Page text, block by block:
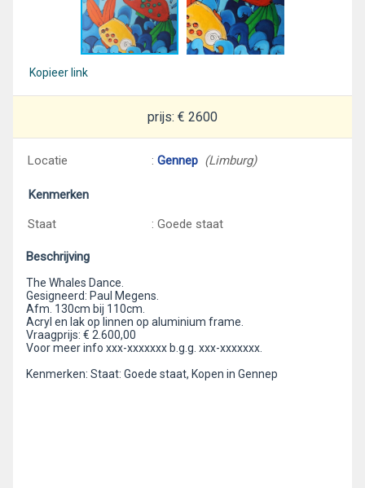
Kopieer link
prijs: € 2600
Locatie : Gennep (Limburg)
Kenmerken
Staat
: Goede staat
Beschrijving
The Whales Dance.
Gesigneerd: Paul Megens.
Afm. 130cm bij 110cm.
Acryl en lak op linnen op aluminium frame.
Vraagprijs: € 2.600,00
Voor meer info xxx-xxxxxxx b.g.g. xxx-xxxxxxx.
Kenmerken: Staat: Goede staat, Kopen in Gennep